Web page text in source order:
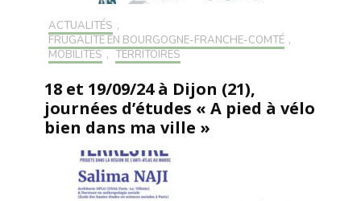
ACTUALITÉS ,
FRUGALITÉ EN BOURGOGNE-FRANCHE-COMTÉ ,
MOBILITÉS , TERRITOIRES
18 et 19/09/24 à Dijon (21),
journées d’études « A pied à vélo
bien dans ma ville »